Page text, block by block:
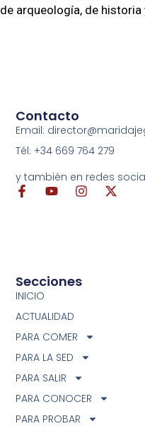
de arqueología, de historia
Secciones
INICIO
ACTUALIDAD
PARA COMER
PARA LA SED
PARA SALIR
PARA CONOCER
PARA PROBAR
Contacto
Email:
Tél: +34 669 764 279
y también en redes